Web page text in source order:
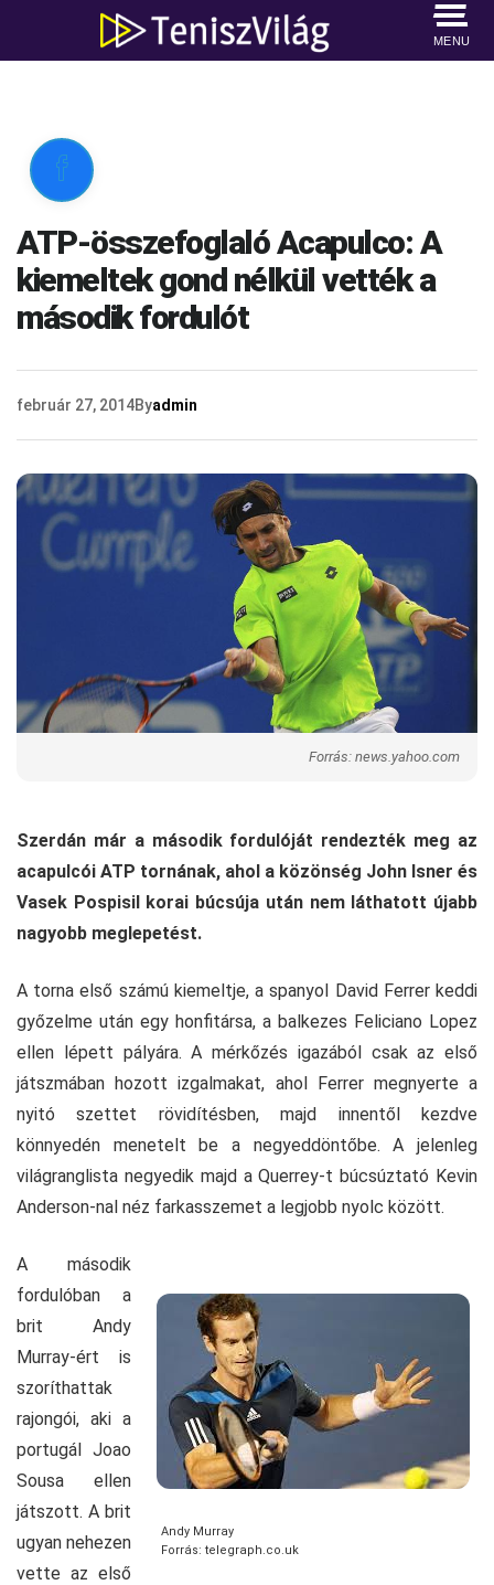
MENU

ATP-összefoglaló Acapulco: A
kiemeltek gond nélkül vették a
második fordulót
február 27, 2014Byadmin
Forrás: news.yahoo.com
Szerdán már a második fordulóját rendezték meg az
acapulcói ATP tornának, ahol a közönség John Isner és
Vasek Pospisil korai búcsúja után nem láthatott újabb
nagyobb meglepetést.
A torna első számú kiemeltje, a spanyol David Ferrer keddi
győzelme után egy honfitársa, a balkezes Feliciano Lopez
ellen lépett pályára. A mérkőzés igazából csak az első
játszmában hozott izgalmakat, ahol Ferrer megnyerte a
nyitó szettet rövidítésben, majd innentől kezdve
könnyedén menetelt be a negyeddöntőbe. A jelenleg
világranglista negyedik majd a Querrey-t búcsúztató Kevin
Anderson-nal néz farkasszemet a legjobb nyolc között.
Andy Murray
Forrás: telegraph.co.uk
A második
fordulóban a
brit Andy
Murray-ért is
szoríthattak
rajongói, aki a
portugál Joao
Sousa ellen
játszott. A brit
ugyan nehezen
vette az első